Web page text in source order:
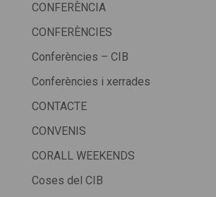
CONFERÈNCIA
CONFERÈNCIES
Conferències – CIB
Conferències i xerrades
CONTACTE
CONVENIS
CORALL WEEKENDS
Coses del CIB